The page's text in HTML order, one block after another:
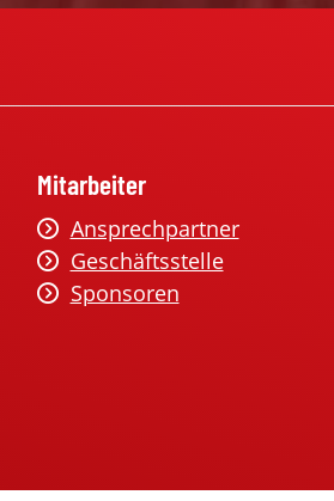
Mitarbeiter
Ansprechpartner
Geschäftsstelle
Sponsoren